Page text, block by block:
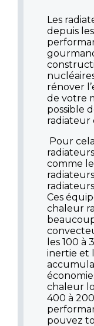
Les
depuis
rénover
de votre
possible
radiateur
Pour
comme
Ces
chaleur
les 100 à
inertie et
chaleur
400 à
pouvez